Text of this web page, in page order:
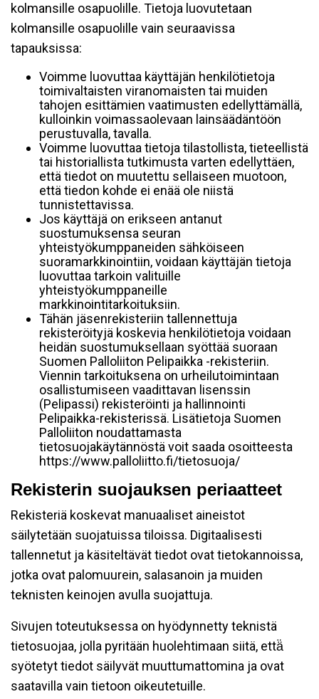
kolmansille osapuolille. Tietoja luovutetaan
kolmansille osapuolille vain seuraavissa
tapauksissa:
Voimme luovuttaa käyttäjän henkilötietoja
toimivaltaisten viranomaisten tai muiden
tahojen esittämien vaatimusten edellyttämällä,
kulloinkin voimassaolevaan lainsäädäntöön
perustuvalla, tavalla.
Voimme luovuttaa tietoja tilastollista, tieteellistä
tai historiallista tutkimusta varten edellyttäen,
että tiedot on muutettu sellaiseen muotoon,
että tiedon kohde ei enää ole niistä
tunnistettavissa.
Jos käyttäjä on erikseen antanut
suostumuksensa seuran
yhteistyökumppaneiden sähköiseen
suoramarkkinointiin, voidaan käyttäjän tietoja
luovuttaa tarkoin valituille
yhteistyökumppaneille
markkinointitarkoituksiin.
Tähän jäsenrekisteriin tallennettuja
rekisteröityjä koskevia henkilötietoja voidaan
heidän suostumuksellaan syöttää suoraan
Suomen Palloliiton Pelipaikka -rekisteriin.
Viennin tarkoituksena on urheilutoimintaan
osallistumiseen vaadittavan lisenssin
(Pelipassi) rekisteröinti ja hallinnointi
Pelipaikka-rekisterissä. Lisätietoja Suomen
Palloliiton noudattamasta
tietosuojakäytännöstä voit saada osoitteesta
https://www.palloliitto.fi/tietosuoja/
Rekisterin suojauksen periaatteet
Rekisteriä koskevat manuaaliset aineistot
säilytetään suojatuissa tiloissa. Digitaalisesti
tallennetut ja käsiteltävät tiedot ovat tietokannoissa,
jotka ovat palomuurein, salasanoin ja muiden
teknisten keinojen avulla suojattuja.
Sivujen toteutuksessa on hyödynnetty teknistä
tietosuojaa, jolla pyritään huolehtimaan siitä, että̈
syötetyt tiedot säilyvät muuttumattomina ja ovat
saatavilla vain tietoon oikeutetuille.